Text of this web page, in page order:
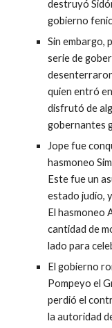
destruyó
gobierno
Sin embargo,
serie de
quien entró
disfrutó de
gobernantes
Jope fue
hasmoneo
Este fue un
estado judío,
El hasmoneo
cantidad de
lado para
El gobierno
Pompeyo el
perdió el
la autoridad